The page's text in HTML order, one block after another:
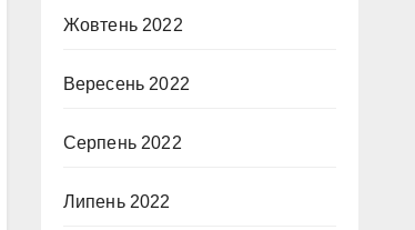
Жовтень 2022
Вересень 2022
Серпень 2022
Липень 2022